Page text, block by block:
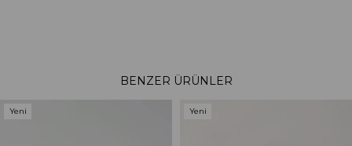
BENZER ÜRÜNLER
Yeni
Yeni